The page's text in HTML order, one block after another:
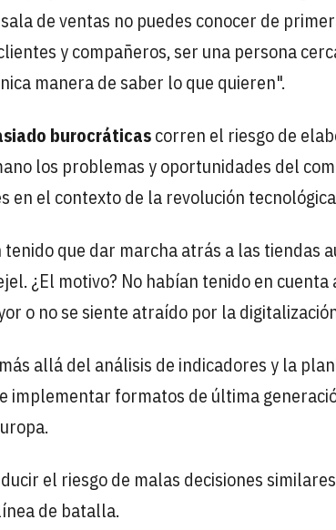
de ventas no puedes conocer de
y compañeros, ser una persona
manera de saber lo que quieren".
burocráticascorren el riesgo de
los problemas y oportunidades del
en el contexto de la revolución
que dar marcha atrás a las tiendas
¿El motivo? No habían tenido en
o no se siente atraído por la
allá del análisis de indicadores y la
implementar formatos de última
el riesgo de malas decisiones
de batalla.